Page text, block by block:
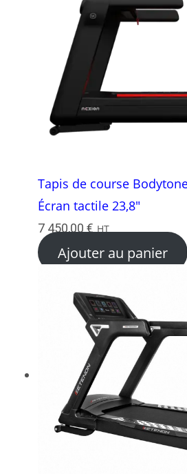
Tapis de course
Écran tactile 23,8″
7 450,00 € HT
Ajouter au panier